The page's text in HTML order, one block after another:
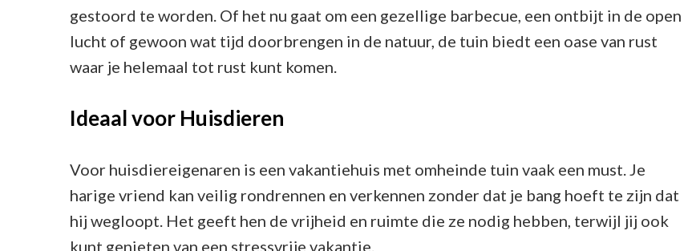
gestoord te worden. Of het nu gaat om een gezellige barbecue, een ontbijt in de open
lucht of gewoon wat tijd doorbrengen in de natuur, de tuin biedt een oase van rust
waar je helemaal tot rust kunt komen.
Ideaal voor Huisdieren
Voor huisdiereigenaren is een vakantiehuis met omheinde tuin vaak een must. Je
harige vriend kan veilig rondrennen en verkennen zonder dat je bang hoeft te zijn dat
hij wegloopt. Het geeft hen de vrijheid en ruimte die ze nodig hebben, terwijl jij ook
kunt genieten van een stressvrije vakantie.